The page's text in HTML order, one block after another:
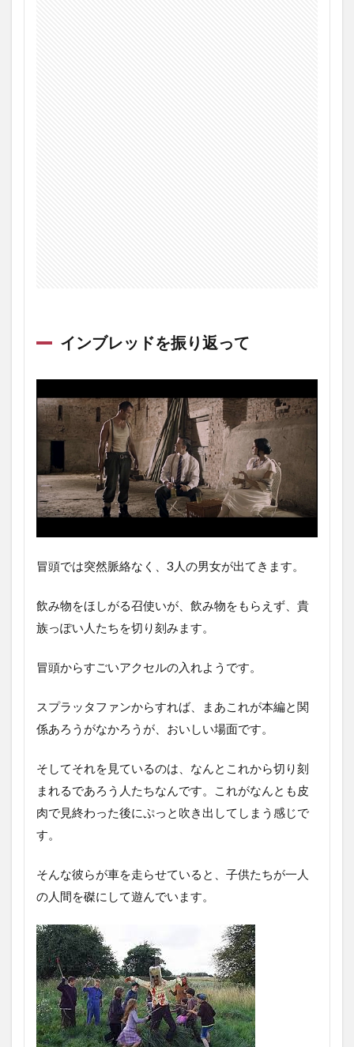
インブレッドを振り返って
冒頭では突然脈絡なく、3人の男女が出てきます。
飲み物をほしがる召使いが、飲み物をもらえず、貴
族っぽい人たちを切り刻みます。
冒頭からすごいアクセルの入れようです。
スプラッタファンからすれば、まあこれが本編と関
係あろうがなかろうが、おいしい場面です。
そしてそれを見ているのは、なんとこれから切り刻
まれるであろう人たちなんです。これがなんとも皮
肉で見終わった後にぷっと吹き出してしまう感じで
す。
そんな彼らが車を走らせていると、子供たちが一人
の人間を磔にして遊んでいます。